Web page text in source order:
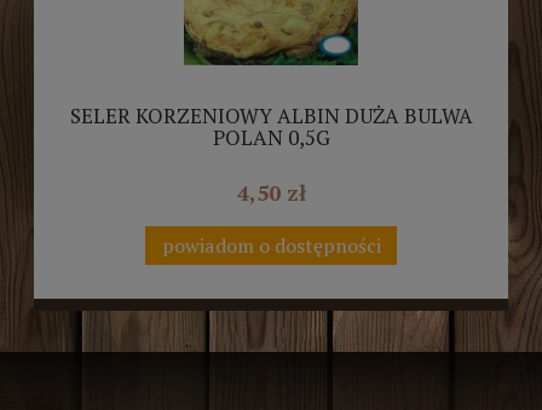
SELER KORZENIOWY ALBIN DUŻA BULWA
POLAN 0,5G
4,50 zł
powiadom o dostępności